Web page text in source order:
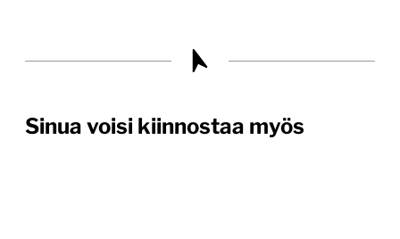
Sinua voisi kiinnostaa myös